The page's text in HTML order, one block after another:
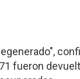
fueron